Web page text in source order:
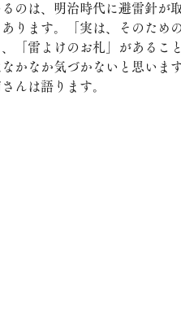
のは、明治時代に避雷針が
ります。「実は、そのため
「雷よけのお札」があるこ
かなか気づかないと思いま
んは語ります。